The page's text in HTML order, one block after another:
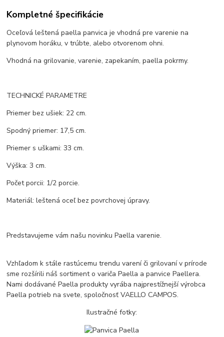
Kompletné špecifikácie
Oceľová leštená paella panvica je vhodná pre varenie na
plynovom horáku, v trúbte, alebo otvorenom ohni.
Vhodná na grilovanie, varenie, zapekaním, paella pokrmy.
TECHNICKÉ PARAMETRE
Priemer bez ušiek: 22 cm.
Spodný priemer: 17,5 cm.
Priemer s uškami: 33 cm.
Výška: 3 cm.
Počet porcii: 1/2 porcie.
Materiál: leštená oceľ bez povrchovej úpravy.
Predstavujeme vám našu novinku Paella varenie.
Vzhľadom k stále rastúcemu trendu varení či grilovaní v prírode
sme rozšírili náš sortiment o variča Paella a panvice Paellera.
Nami dodávané Paella produkty vyrába najprestížnejší výrobca
Paella potrieb na svete, spoločnosť VAELLO CAMPOS.
Ilustračné fotky: